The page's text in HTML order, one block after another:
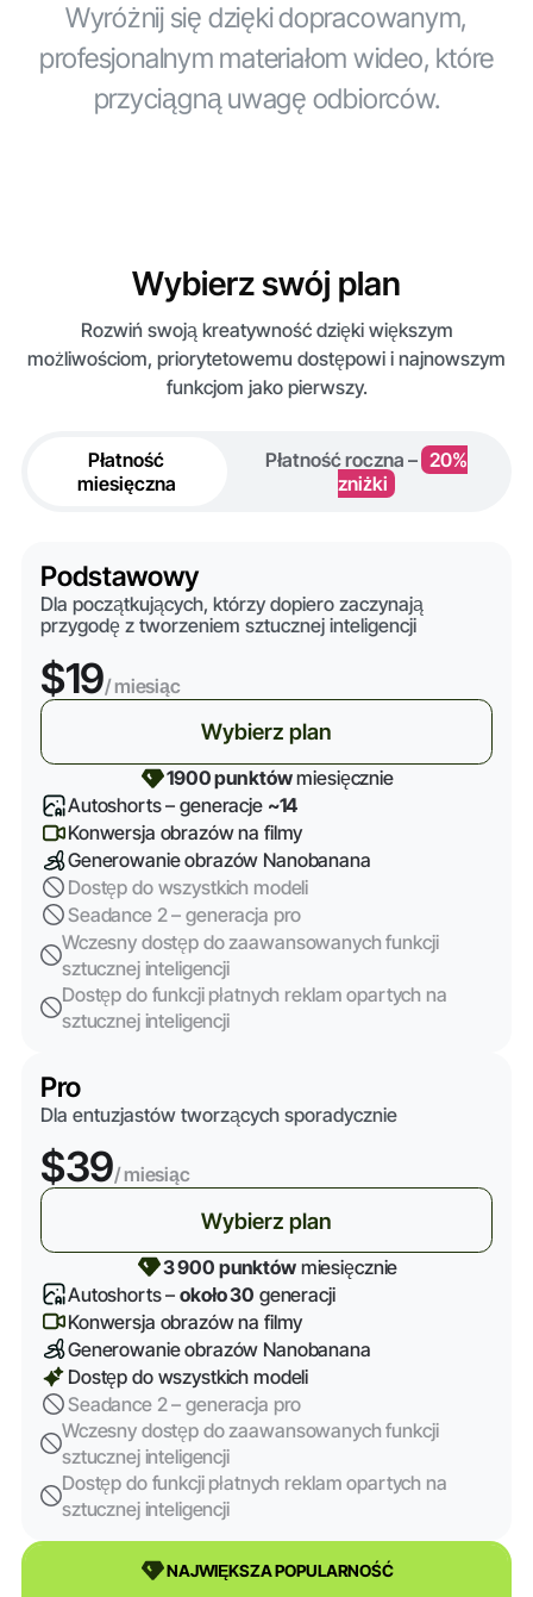
Wyróżnij się dzięki dopracowanym,
profesjonalnym materiałom wideo, które
przyciągną uwagę odbiorców.
Wybierz swój plan
Rozwiń swoją kreatywność dzięki większym
możliwościom, priorytetowemu dostępowi i najnowszym
funkcjom jako pierwszy.
Płatność
miesięczna
Płatność roczna – 20%
zniżki
Podstawowy
Dla początkujących, którzy dopiero zaczynają
przygodę z tworzeniem sztucznej inteligencji
$19/ miesiąc
Wybierz plan
1900 punktówmiesięcznie
Autoshorts – generacje ~14
Konwersja obrazów na filmy
Generowanie obrazów Nanobanana
Dostęp do wszystkich modeli
Seadance 2 – generacja pro
Wczesny dostęp do zaawansowanych funkcji
sztucznej inteligencji
Dostęp do funkcji płatnych reklam opartych na
sztucznej inteligencji
Pro
Dla entuzjastów tworzących sporadycznie
$39/ miesiąc
Wybierz plan
3 900 punktówmiesięcznie
Autoshorts –około 30 generacji
Konwersja obrazów na filmy
Generowanie obrazów Nanobanana
Dostęp do wszystkich modeli
Seadance 2 – generacja pro
Wczesny dostęp do zaawansowanych funkcji
sztucznej inteligencji
Dostęp do funkcji płatnych reklam opartych na
sztucznej inteligencji
NAJWIĘKSZA POPULARNOŚĆ